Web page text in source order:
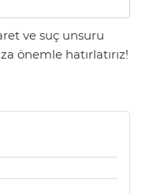
ve suç unsuru
önemle hatırlatırız!